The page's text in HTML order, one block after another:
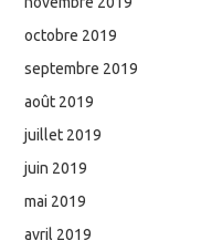
octobre 2019
septembre 2019
août 2019
juillet 2019
juin 2019
mai 2019
avril 2019